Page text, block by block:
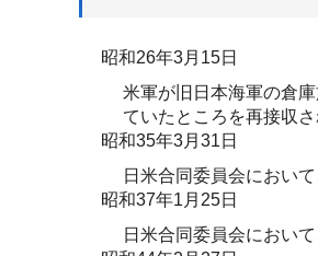
昭和26年3月15日
米軍が旧日本海軍の倉
ていたところを再接収さ
昭和35年3月31日
日米合同委員会におい
昭和37年1月25日
日米合同委員会におい